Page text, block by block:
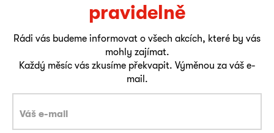
pravidelně
Rádi vás budeme informovat o všech akcích, které by vás
mohly zajímat.
Každý měsíc vás zkusíme překvapit. Výměnou za váš e-
mail.